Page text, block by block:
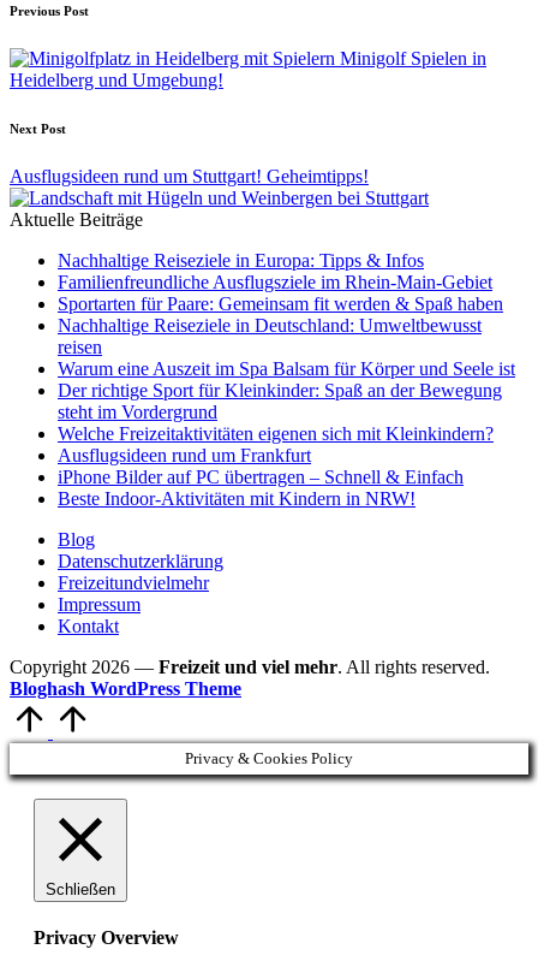
Post
navigation
Previous Post
Minigolf Spielen in
Heidelberg und Umgebung!
Next Post
Ausflugsideen rund um Stuttgart! Geheimtipps!
Aktuelle Beiträge
Nachhaltige Reiseziele in Europa: Tipps & Infos
Familienfreundliche Ausflugsziele im Rhein-Main-Gebiet
Sportarten für Paare: Gemeinsam fit werden & Spaß haben
Nachhaltige Reiseziele in Deutschland: Umweltbewusst
reisen
Warum eine Auszeit im Spa Balsam für Körper und Seele ist
Der richtige Sport für Kleinkinder: Spaß an der Bewegung
steht im Vordergrund
Welche Freizeitaktivitäten eigenen sich mit Kleinkindern?
Ausflugsideen rund um Frankfurt
iPhone Bilder auf PC übertragen – Schnell & Einfach
Beste Indoor-Aktivitäten mit Kindern in NRW!
Blog
Datenschutzerklärung
Freizeitundvielmehr
Impressum
Kontakt
Copyright 2026 — Freizeit und viel mehr. All rights reserved.
Bloghash WordPress Theme
Privacy & Cookies Policy
Schließen
Privacy Overview